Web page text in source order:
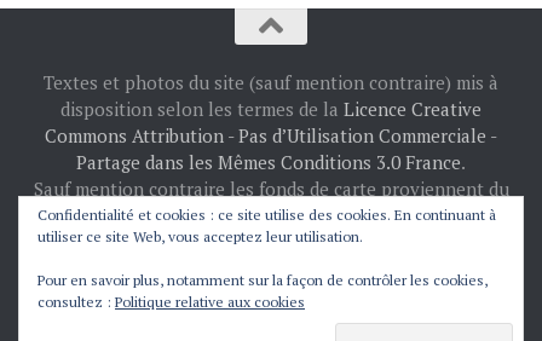
Textes et photos du site (sauf mention contraire) mis à
disposition selon les termes de la Licence Creative
Commons Attribution - Pas d’Utilisation Commerciale -
Partage dans les Mêmes Conditions 3.0 France.
Sauf mention contraire les fonds de carte proviennent du
projetOpenStreetMap: © les contributeurs
d’OpenStreetMap.
Fièrement propulsé par - Conçu parThème Hueman
Confidentialité et cookies : ce site utilise des cookies. En continuant à
utiliser ce site Web, vous acceptez leur utilisation.
Pour en savoir plus, notamment sur la façon de contrôler les cookies,
consultez : Politique relative aux cookies